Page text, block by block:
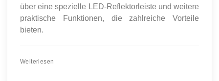
über eine spezielle LED-Reflektorleiste und weitere
praktische Funktionen, die zahlreiche Vorteile
bieten.
Weiterlesen